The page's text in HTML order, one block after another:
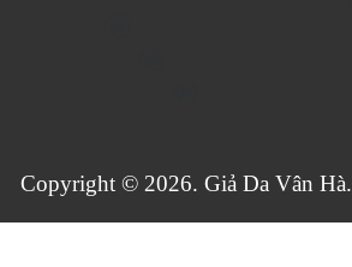
Copyright © 2026. Giả Da Vân Hà.